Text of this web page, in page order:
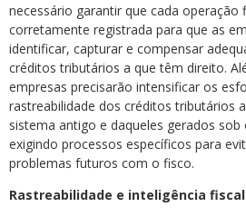
necessário garantir que cada operação
corretamente registrada para que as
identificar, capturar e compensar
créditos tributários a que têm direito.
empresas precisarão intensificar os
rastreabilidade dos créditos tributários
sistema antigo e daqueles gerados
exigindo processos específicos para
problemas futuros com o fisco.
Rastreabilidade e inteligência fiscal